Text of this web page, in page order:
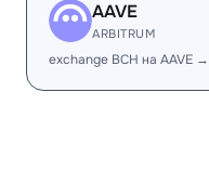
AAVE
ARBITRUM
exchange BCH на AAVE →